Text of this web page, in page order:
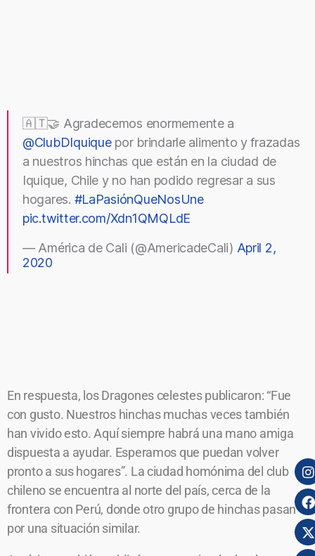
🇦🇹🤝 Agradecemos enormemente a
@ClubDIquiquepor brindarle alimento y frazadas
a nuestros hinchas que están en la ciudad de
Iquique, Chile y no han podido regresar a sus
hogares. #LaPasiónQueNosUne
pic.twitter.com/Xdn1QMQLdE
— América de Cali (@AmericadeCali) April 2,
2020
En respuesta, los Dragones celestes publicaron: “Fue
con gusto. Nuestros hinchas muchas veces también
han vivido esto. Aquí siempre habrá una mano amiga
dispuesta a ayudar. Esperamos que puedan volver
pronto a sus hogares”. La ciudad homónima del club
chileno se encuentra al norte del país, cerca de la
frontera con Perú, donde otro grupo de hinchas pasan
por una situación similar.